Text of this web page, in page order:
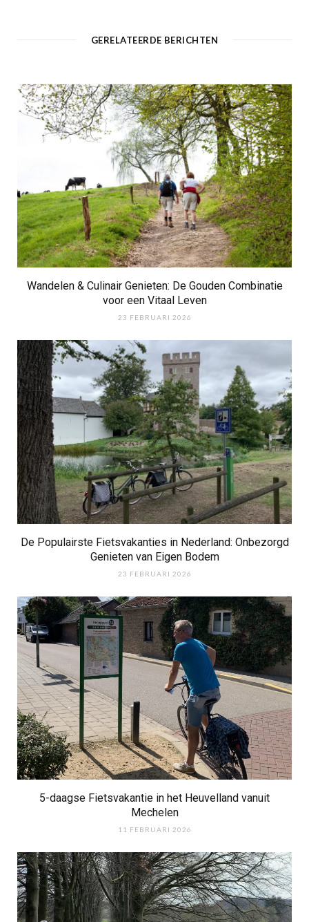
GERELATEERDE BERICHTEN
Wandelen & Culinair Genieten: De Gouden Combinatie
voor een Vitaal Leven
23 FEBRUARI 2026
De Populairste Fietsvakanties in Nederland: Onbezorgd
Genieten van Eigen Bodem
23 FEBRUARI 2026
5-daagse Fietsvakantie in het Heuvelland vanuit
Mechelen
11 FEBRUARI 2026